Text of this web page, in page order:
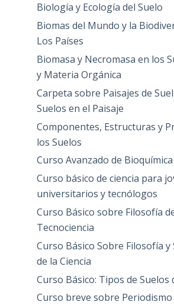
Biología y Ecología del Suelo
Biomas del Mundo y la
Los Países
Biomasa y Necromasa en los
y Materia Orgánica
Carpeta sobre Paisajes de
Suelos en el Paisaje
Componentes, Estructuras y
los Suelos
Curso Avanzado de
Curso básico de ciencia para
universitarios y tecnólogos
Curso Básico sobre Filosofía
Tecnociencia
Curso Básico Sobre Filosofía y
de la Ciencia
Curso Básico: Tipos de Suelos
Curso breve sobre